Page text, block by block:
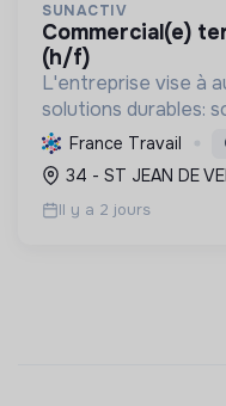
SUNACTIV
commercial(e) terrain - photovoltaïque
(h/f)
L'entreprise vise à
solutions durables:
isolation, etc. Elle
carbone et les
le ...
France Travail
34 - ST JEAN DE
Il y a 2 jours